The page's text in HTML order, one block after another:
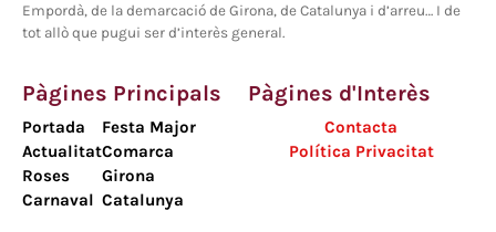
Empordà, de la demarcació de Girona, de Catalunya i d’arreu… I de
tot allò que pugui ser d’interès general.
Pàgines Principals
Portada
Actualitat
Roses
Carnaval
Festa Major
Comarca
Girona
Catalunya
Pàgines d'Interès
Contacta
Política Privacitat